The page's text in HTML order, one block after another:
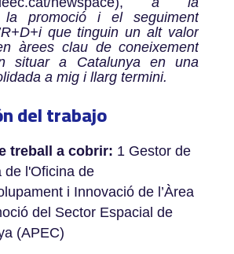
la promoció i el seguiment
que tinguin un alt valor
àrees clau de coneixement
situar a Catalunya en una
a mig i llarg termini.
del trabajo
treball a cobrir: 1 Gestor de
de l'Oficina de
i Innovació de l’Àrea
del Sector Espacial de
(APEC)